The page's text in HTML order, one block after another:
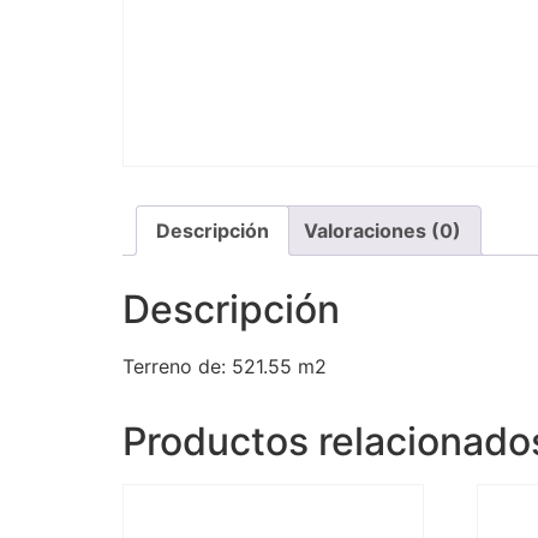
Descripción Valoraciones (0)
Descripción
Terreno de: 521.55 m2
Productos